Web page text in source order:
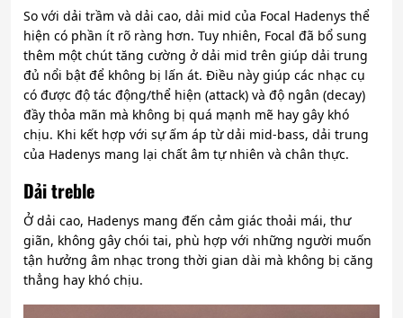
So với dải trầm và dải cao, dải mid của Focal Hadenys thể
hiện có phần ít rõ ràng hơn. Tuy nhiên, Focal đã bổ sung
thêm một chút tăng cường ở dải mid trên giúp dải trung
đủ nổi bật để không bị lấn át. Điều này giúp các nhạc cụ
có được độ tác động/thể hiện (attack) và độ ngân (decay)
đầy thỏa mãn mà không bị quá mạnh mẽ hay gây khó
chịu. Khi kết hợp với sự ấm áp từ dải mid-bass, dải trung
của Hadenys mang lại chất âm tự nhiên và chân thực.
Dải treble
Ở dải cao, Hadenys mang đến cảm giác thoải mái, thư
giãn, không gây chói tai, phù hợp với những người muốn
tận hưởng âm nhạc trong thời gian dài mà không bị căng
thẳng hay khó chịu.